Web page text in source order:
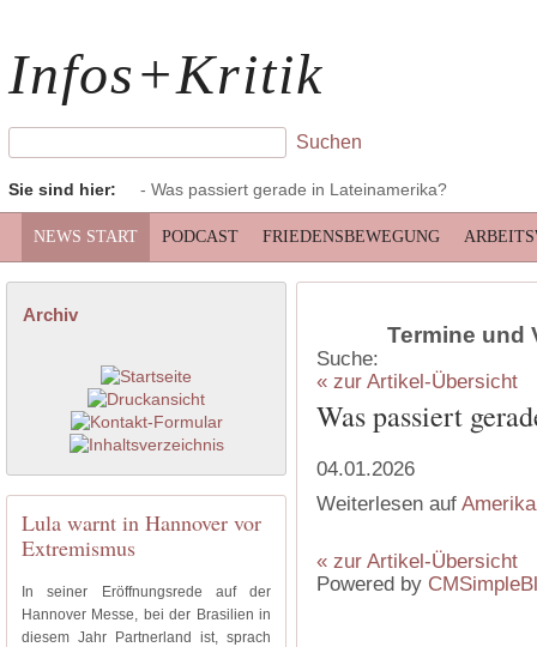
Infos+Kritik
Sie sind hier: - Was passiert gerade in Lateinamerika?
NEWS START PODCAST FRIEDENSBEWEGUNG
Archiv
Lula warnt in Hannover vor
Extremismus
In seiner Eröffnungsrede auf der
Hannover Messe, bei der Brasilien in
diesem Jahr Partnerland ist, sprach
Termine und
Suche:
« zur Artikel-Übersicht
Was passiert
04.01.2026
Weiterlesen auf
« zur Artikel-Übersicht
Powered by